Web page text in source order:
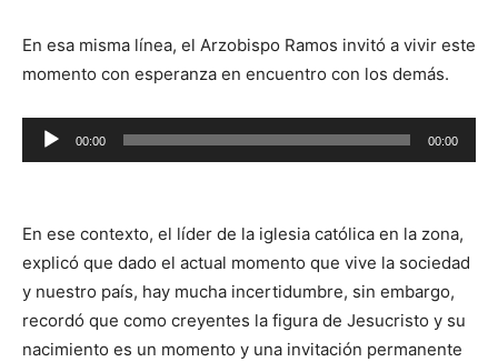
En esa misma línea, el Arzobispo Ramos invitó a vivir este
momento con esperanza en encuentro con los demás.
Reproductor
de
00:00 00:00
En ese contexto, el líder de la iglesia católica en la zona,
explicó que dado el actual momento que vive la sociedad
y nuestro país, hay mucha incertidumbre, sin embargo,
recordó que como creyentes la figura de Jesucristo y su
nacimiento es un momento y una invitación permanente